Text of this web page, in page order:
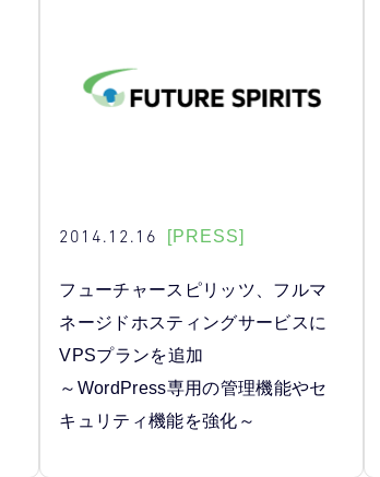
2014.12.16 [PRESS]
フューチャースピリッツ、フルマ
ネージドホスティングサービスに
VPSプランを追加
～WordPress専用の管理機能やセ
キュリティ機能を強化～